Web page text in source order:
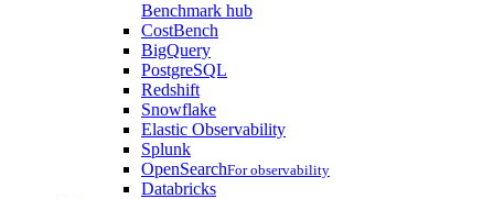
Benchmark hub
CostBench
BigQuery
PostgreSQL
Redshift
Snowflake
Elastic Observability
Splunk
OpenSearchFor observability
Databricks